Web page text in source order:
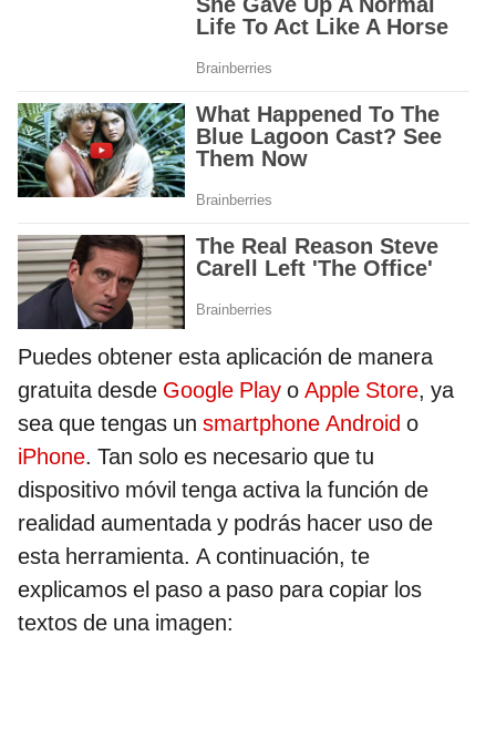
Puedes obtener esta aplicación de manera
gratuita desde Google Play o Apple Store, ya
sea que tengas un smartphone Android o
iPhone. Tan solo es necesario que tu
dispositivo móvil tenga activa la función de
realidad aumentada y podrás hacer uso de
esta herramienta. A continuación, te
explicamos el paso a paso para copiar los
textos de una imagen: